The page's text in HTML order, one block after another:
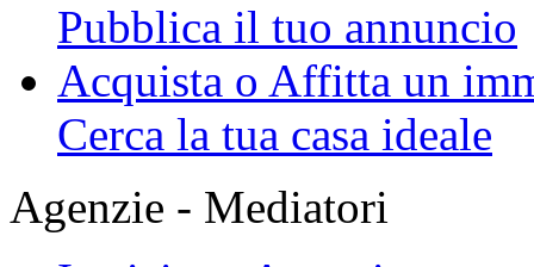
Pubblica il tuo annuncio
Acquista o Affitta un
Cerca la tua casa ideale
Agenzie - Mediatori